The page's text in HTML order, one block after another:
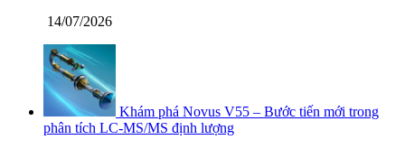
14/07/2026
Khám phá Novus V55 – Bước tiến mới trong
phân tích LC-MS/MS định lượng